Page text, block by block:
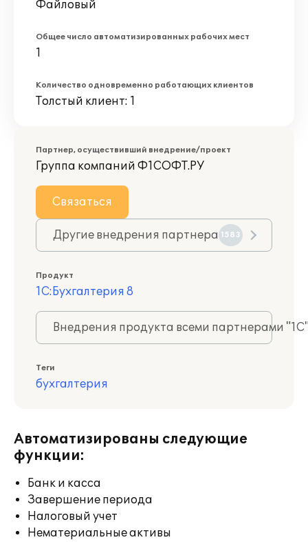
Файловый
Общее число автоматизированных рабочих мест
1
Количество одновременно работающих клиентов
Толстый клиент: 1
Партнер, осуществивший внедрение/проект
Группа компаний Ф1СОФТ.РУ
Связаться
Другие внедрения партнера 1583
Продукт
1С:Бухгалтерия 8
Внедрения продукта всеми партнерами
Теги
бухгалтерия
Автоматизированы следующие
функции:
Банк и касса
Завершение периода
Налоговый учет
Нематериальные активы